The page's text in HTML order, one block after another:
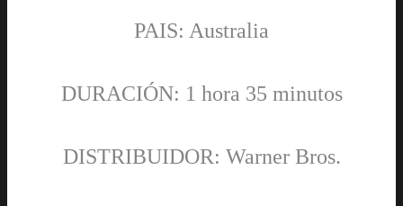
PAIS: Australia
DURACIÓN: 1 hora 35 minutos
DISTRIBUIDOR: Warner Bros.